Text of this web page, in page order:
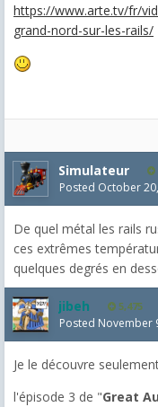
https://www.arte.tv/fr/
grand-nord-sur-les-rails/
Simulateur
Posted October
De quel métal les rails
ces extrêmes
quelques degrés en
jibeh 5,475
Posted November
Je le découvre
l'épisode 3 de "Great